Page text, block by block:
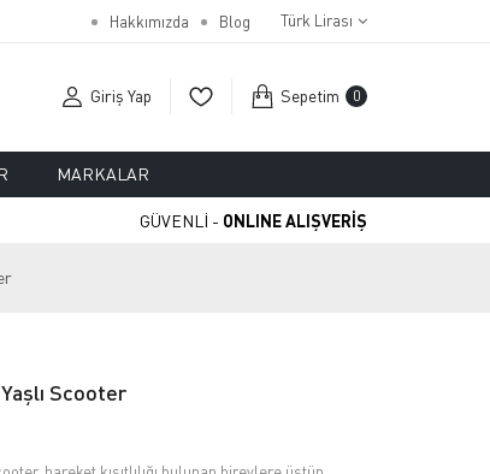
Hakkımızda Blog Türk Lirası
Giriş Yap Sepetim 0
MARKALAR
GÜVENLİ - ONLINE ALIŞVERİŞ
Scooter